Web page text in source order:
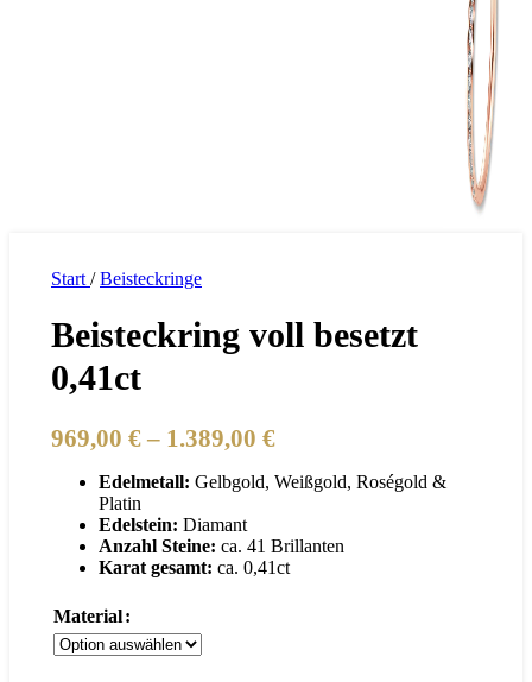
Start / Beisteckringe
Beisteckring voll besetzt
0,41ct
969,00 € – 1.389,00 €Preisspanne:
bis
Edelmetall: Gelbgold, Weißgold, Roségold &
Platin
Edelstein: Diamant
Anzahl Steine: ca. 41 Brillanten
Karat gesamt: ca. 0,41ct
Material